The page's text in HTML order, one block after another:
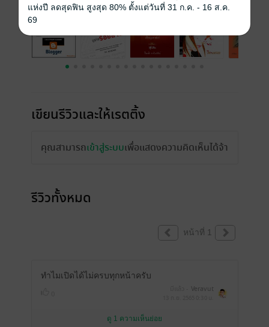
เขียนรีวิวและให้เรตติ้ง
คุณสามารถเข้าสู่ระบบเพื่อแสดงความคิดเห็นได้จ้า
รีวิวทั้งหมด
หน้าที่ 1
ทำไมเปิดได้ไม่ครบทุกหน้าครับ
Veravut
ดู 1 ความเห็นย่อย
แห่งปี ลดสุดฟิน สูงสุด 80% ตั้งแต่วันที่ 31 ก.ค. - 16 ส.ค.
69